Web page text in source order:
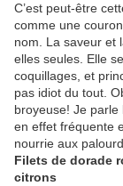
C’est peut-être
comme une
nom. La saveur et
elles seules. Elle
coquillages, et
pas idiot du tout.
broyeuse! Je
en effet fréquente
nourrie aux
Filets de dorade
citrons